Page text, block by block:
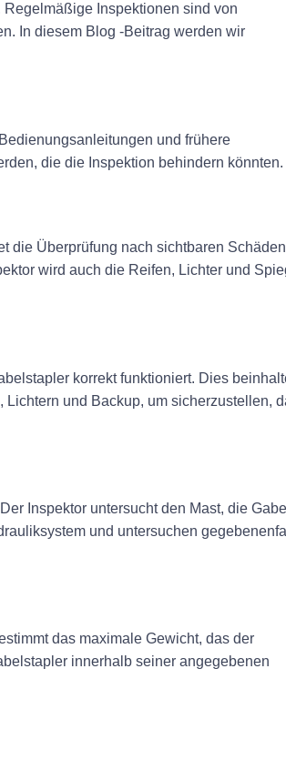
Inspektionen sind von
In diesem Blog -Beitrag werden wir
und frühere
die die Inspektion behindern könnten.
die Überprüfung nach sichtbaren
wird auch die Reifen, Lichter und
korrekt funktioniert. Dies
und Backup, um sicherzustellen,
Inspektor untersucht den Mast, die
und untersuchen
das maximale Gewicht, das der
innerhalb seiner angegebenen